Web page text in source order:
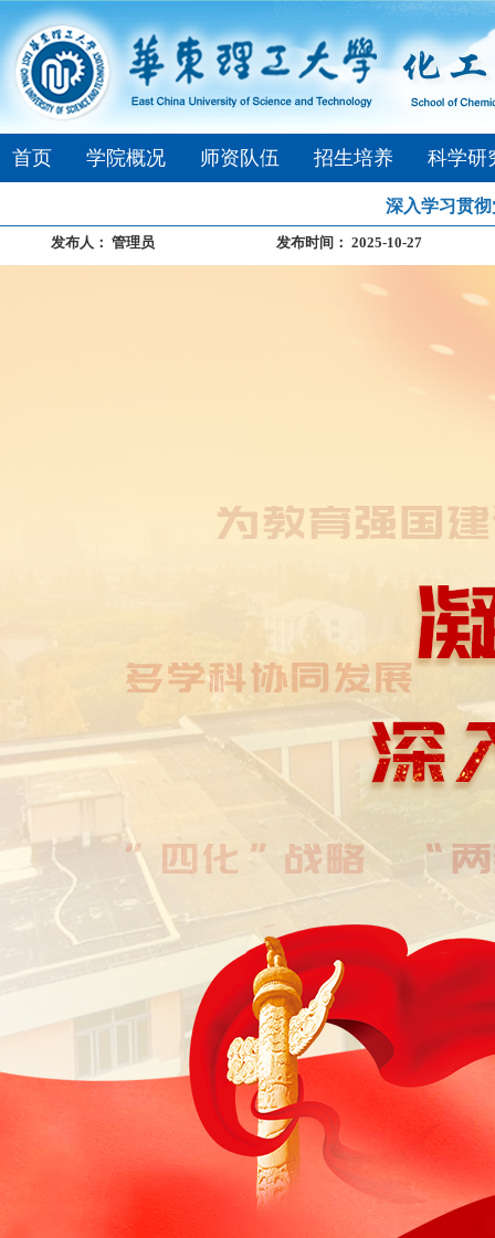
首页 学院概况 师资队伍 招生培养 科学研
深入学习贯
发布人： 管理员 发布时间： 2025-10-27